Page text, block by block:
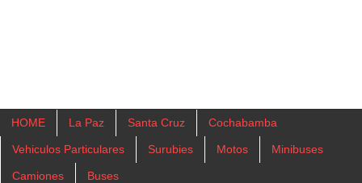
HOME La Paz Santa Cruz Cochabamba
Vehiculos Particulares Surubies Motos Minibuses
Camiones Buses